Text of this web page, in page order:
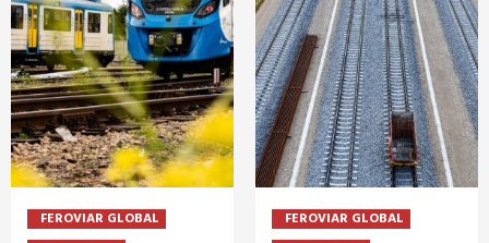
FEROVIAR GLOBAL
FEROVIAR GLOBAL